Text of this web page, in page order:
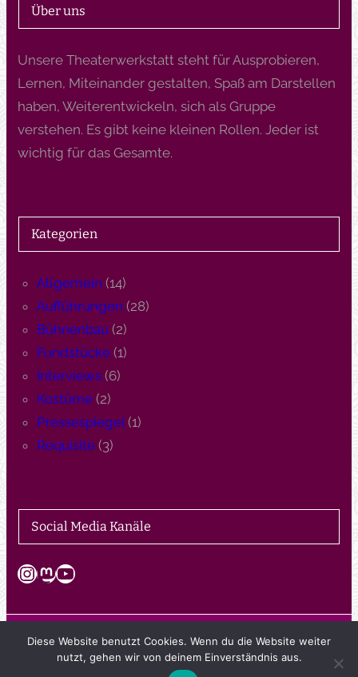
Über uns
Unsere Theaterwerkstatt steht für Ausprobieren,
Lernen, Miteinander gestalten, Spaß am Darstellen
haben, Weiterentwickeln, sich als Gruppe
verstehen. Es gibt keine kleinen Rollen. Jeder ist
wichtig für das Gesamte.
Kategorien
Allgemein (14)
Aufführungen (28)
Bühnenbau (2)
Fundstücke(1)
Interviews(6)
Kostüme(2)
Pressespiegel (1)
Requisite(3)
Social Media Kanäle
InstagramMastodon YouTube
© 2024 Theaterwerkstatt Bargteheide e.V.
Diese Website benutzt Cookies. Wenn du die Website weiter
nutzt, gehen wir von deinem Einverständnis aus.